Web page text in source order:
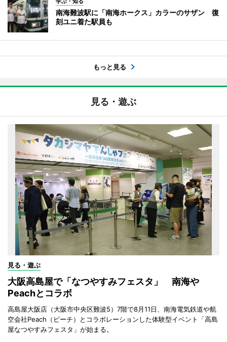
南海難波駅に「南海ホークス」カラーのサザン 復
刻ユニ着た駅員も
もっと見る
見る・遊ぶ
見る・遊ぶ
大阪高島屋で「なつやすみフェスタ」 南海や
Peachとコラボ
高島屋大阪店（大阪市中央区難波5）7階で8月11日、南海電気鉄道や航
空会社Peach（ピーチ）とコラボレーションした体験型イベント「高島
屋なつやすみフェスタ」が始まる。